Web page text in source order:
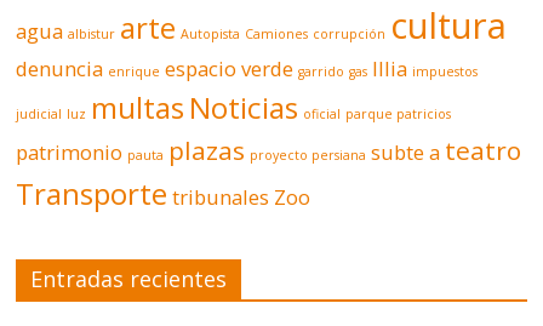
agua albistur arte Autopista Camiones corrupción cultura
denuncia enrique espacio verde garrido gas Illia impuestos
judicial luz multas Noticias oficial parque patricios
patrimonio pauta plazas proyecto persiana subte a teatro
Transporte tribunales Zoo
Entradas recientes